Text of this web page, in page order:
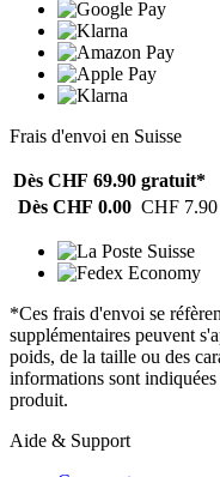
Frais d'envoi en Suisse
Dès CHF 69.90 gratuit*
Dès CHF 0.00 CHF 7.90
*Ces frais d'envoi se
supplémentaires peuvent
poids, de la taille ou des
informations sont
produit.
Aide & Support